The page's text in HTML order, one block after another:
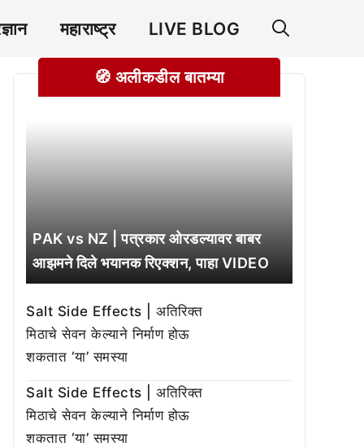
महाराष्ट्र LIVE BLOG
🧭 अलीकडील बातम्या
PAK vs NZ | पत्रकार ओरडल्यावर बाबर
आझमने दिले भयानक रिएक्शन, पाहा VIDEO
Salt Side Effects | अतिरिक्त
मिठाचे सेवन केल्याने निर्माण होऊ
शकतात ‘या’ समस्या
Salt Side Effects | अतिरिक्त
मिठाचे सेवन केल्याने निर्माण होऊ
शकतात ‘या’ समस्या